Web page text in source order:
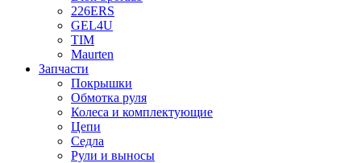
226ERS
GEL4U
TIM
Maurten
Запчасти
Покрышки
Обмотка руля
Колеса и комплектующие
Цепи
Седла
Рули и выносы